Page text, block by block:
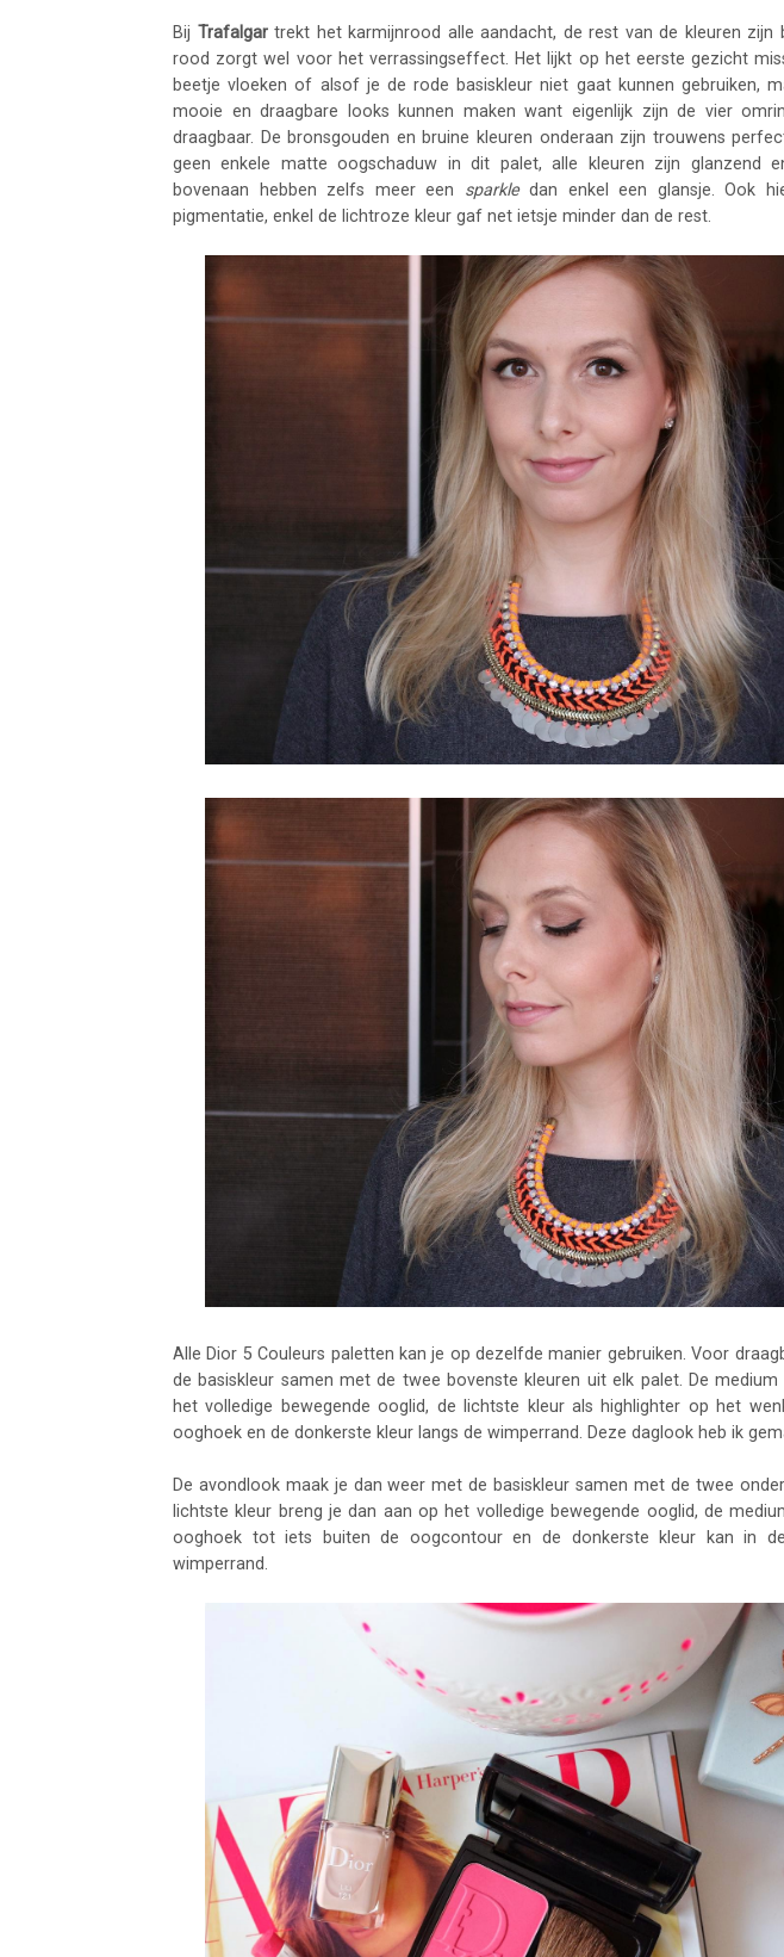
Bij Trafalgartrekt het karmijnrood alle aandacht, de rest van de kleuren zijn
rood zorgt wel voor het verrassingseffect. Het lijkt op het eerste gezicht
beetje vloeken of alsof je de rode basiskleur niet gaat kunnen gebruiken,
mooie en draagbare looks kunnen maken want eigenlijk zijn de vier
draagbaar. De bronsgouden en bruine kleuren onderaan zijn trouwens
geen enkele matte oogschaduw in dit palet, alle kleuren zijn glanzend
bovenaan hebben zelfs meer een sparkledan enkel een glansje. Ook
pigmentatie, enkel de lichtroze kleur gaf net ietsje minder dan de rest.
Alle Dior 5 Couleurs paletten kan je op dezelfde manier gebruiken. Voor
de basiskleur samen met de twee bovenste kleuren uit elk palet. De
het volledige bewegende ooglid, de lichtste kleur als highlighter op het
ooghoek en de donkerste kleur langs de wimperrand. Deze daglook heb ik
De avondlook maak je dan weer met de basiskleur samen met de twee
lichtste kleur breng je dan aan op het volledige bewegende ooglid, de
ooghoek tot iets buiten de oogcontour en de donkerste kleur kan in
wimperrand.